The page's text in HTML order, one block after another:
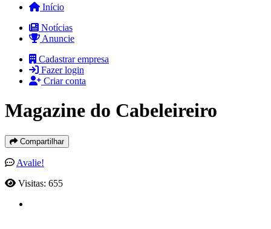
Início
Notícias
Anuncie
Cadastrar empresa
Fazer login
Criar conta
Magazine do Cabeleireiro
Compartilhar
Avalie!
Visitas: 655